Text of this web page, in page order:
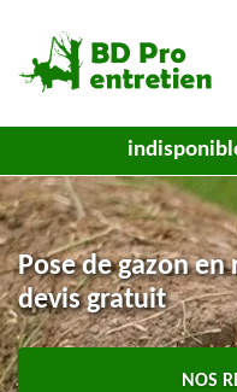
Pose de gazon
devis gratuit
NOS